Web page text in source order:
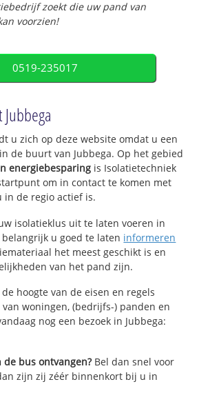
zoekt die uw pand van
voorzien!
0519-235017
u zich op deze website omdat u een
de buurt van Jubbega. Op het gebied
energiebesparing is Isolatietechniek
om in contact te komen met
in de regio actief is.
isolatieklus uit te laten voeren in
u goed te laten informeren
het meest geschikt is en
van het pand zijn.
hoogte van de eisen en regels
woningen, (bedrijfs-) panden en
nog een bezoek in Jubbega:
bus ontvangen?Bel dan snel voor
zijn zij zéér binnenkort bij u in